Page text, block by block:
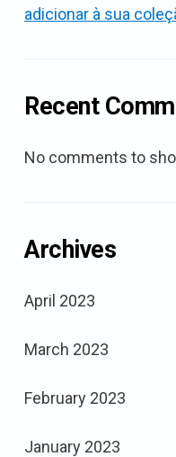
adicionar à sua
Recent
No comments to
Archives
April 2023
March 2023
February 2023
January 2023